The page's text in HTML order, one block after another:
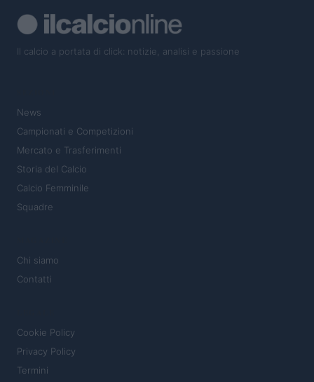
Il calcio a portata di click: notizie, analisi e passione
News
Campionati e Competizioni
Mercato e Trasferimenti
Storia del Calcio
Calcio Femminile
Squadre
Chi siamo
Contatti
Cookie Policy
Privacy Policy
Termini